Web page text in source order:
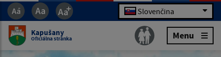
Slovenčina
Kapušany
Oficiálna stránka Menu